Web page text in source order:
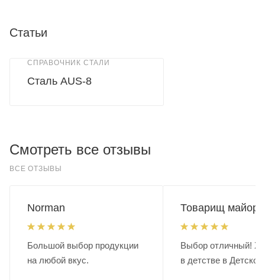
Статьи
СПРАВОЧНИК СТАЛИ
Сталь AUS-8
Смотреть все отзывы
ВСЕ ОТЗЫВЫ
Norman
Большой выбор продукции
на любой вкус.
Товарищ майор.
Выбор отличный!
в детстве в